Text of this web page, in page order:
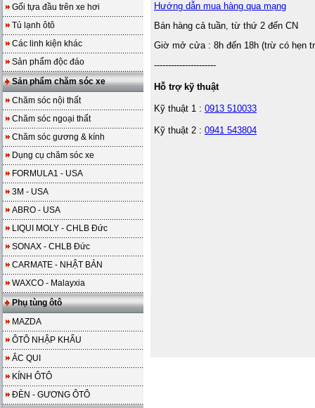
Gối tựa đầu trên xe hơi
Tủ lạnh ôtô
Các linh kiện khác
Sản phẩm độc đáo
Sản phẩm chăm sóc xe
Chăm sóc nội thất
Chăm sóc ngoại thất
Chăm sóc gương & kính
Dụng cụ chăm sóc xe
FORMULA1 - USA
3M - USA
ABRO - USA
LIQUI MOLY - CHLB Đức
SONAX - CHLB Đức
CARMATE - NHẬT BẢN
WAXCO - Malayxia
Phụ tùng ôtô
MAZDA
ÔTÔ NHẬP KHẨU
ẮC QUI
KÍNH ÔTÔ
ĐÈN - GƯƠNG ÔTÔ
Hướng dẫn mua hàng qua mạng
Bán hàng cả tuần, từ thứ 2 đến CN
Giờ mở cửa : 8h đến 18h (trừ có hẹn
----------------------
Hỗ trợ kỹ thuật
Kỹ thuật 1 : 0913 510033
Kỹ thuật 2 : 0941 543804